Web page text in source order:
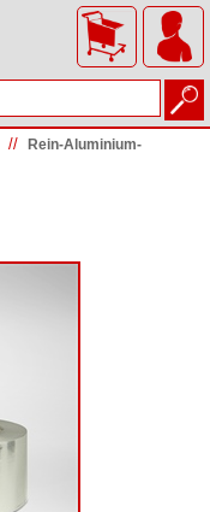
//
Rein-Aluminium-